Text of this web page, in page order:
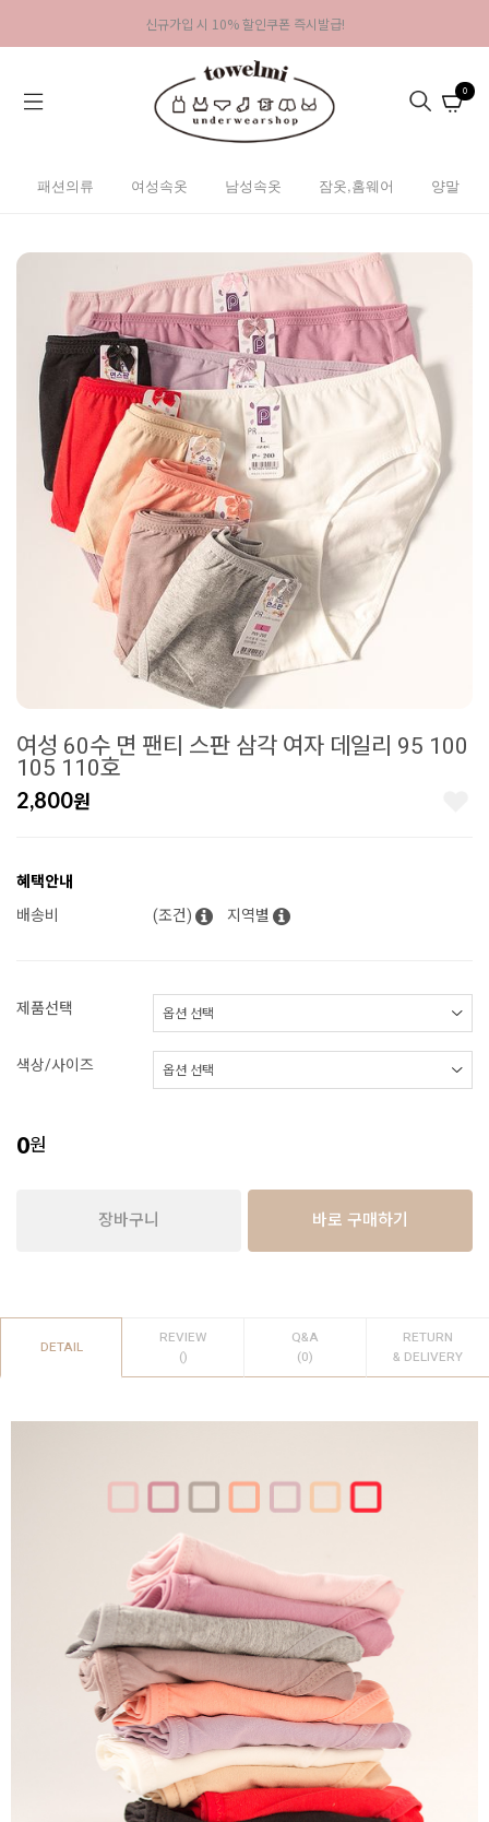
신규가입 시 10% 할인쿠폰 즉시발급!
0
패션의류 여성속옷 남성속옷 잠옷,홈웨어 양말
여성 60수 면 팬티 스판 삼각 여자 데일리 95 100
105 110호
2,800원
혜택안내
배송비
(조건) 지역별
제품선택
색상/사이즈
0원
장바구니 바로 구매하기
DETAIL
REVIEW
()
Q&A
(0)
RETURN
& DELIVERY